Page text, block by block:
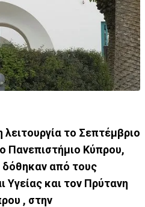
λειτουργία το Σεπτέμβριο
Πανεπιστήμιο Κύπρου,
δόθηκαν από τους
Υγείας και τον Πρύτανη
, στην